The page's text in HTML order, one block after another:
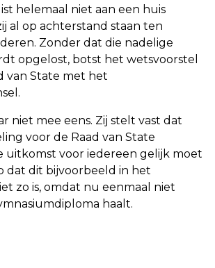
helemaal niet aan een huis
al op achterstand staan ten
Zonder dat die nadelige
opgelost, botst het wetsvoorstel
van State met het
niet mee eens. Zij stelt vast dat
voor de Raad van State
uitkomst voor iedereen gelijk moet
dat dit bijvoorbeeld in het
zo is, omdat nu eenmaal niet
haalt.